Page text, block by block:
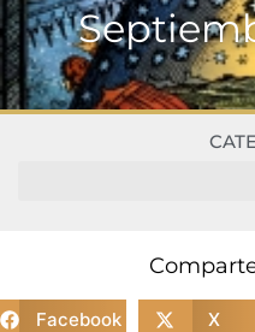
Facebook X